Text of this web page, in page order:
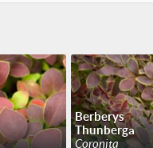
Berberys
Thunberga
Coronita